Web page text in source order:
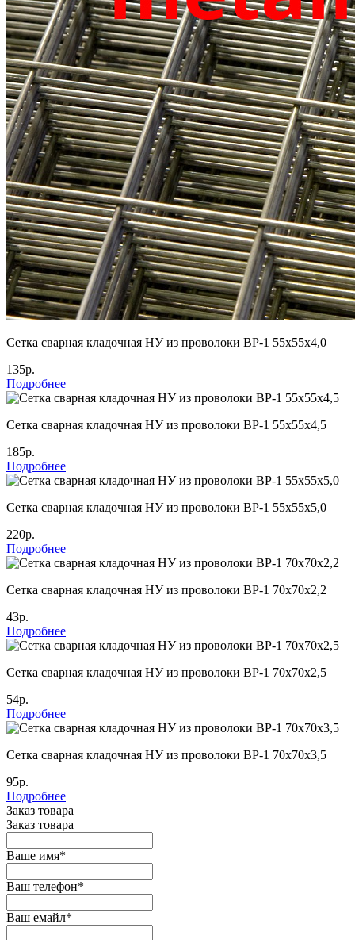
Сетка сварная кладочная НУ из проволоки ВР-1 55х55х4,0
135р.
Подробнее
Сетка сварная кладочная НУ из проволоки ВР-1 55х55х4,5
185р.
Подробнее
Сетка сварная кладочная НУ из проволоки ВР-1 55х55х5,0
220р.
Подробнее
Сетка сварная кладочная НУ из проволоки ВР-1 70х70х2,2
43р.
Подробнее
Сетка сварная кладочная НУ из проволоки ВР-1 70х70х2,5
54р.
Подробнее
Сетка сварная кладочная НУ из проволоки ВР-1 70х70х3,5
95р.
Подробнее
Заказ товара
Заказ товара
Ваше имя*
Ваш телефон*
Ваш емайл*